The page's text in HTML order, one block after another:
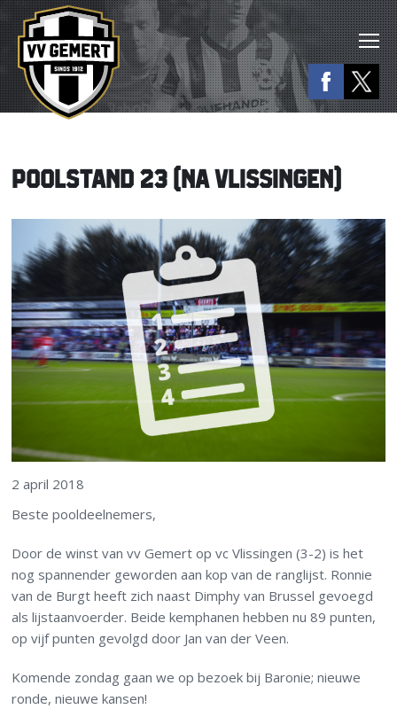
POOLSTAND 23 (NA VLISSINGEN)
2 april 2018
Beste pooldeelnemers,
Door de winst van vv Gemert op vc Vlissingen (3-2) is het
nog spannender geworden aan kop van de ranglijst. Ronnie
van de Burgt heeft zich naast Dimphy van Brussel gevoegd
als lijstaanvoerder. Beide kemphanen hebben nu 89 punten,
op vijf punten gevolgd door Jan van der Veen.
Komende zondag gaan we op bezoek bij Baronie; nieuwe
ronde, nieuwe kansen!